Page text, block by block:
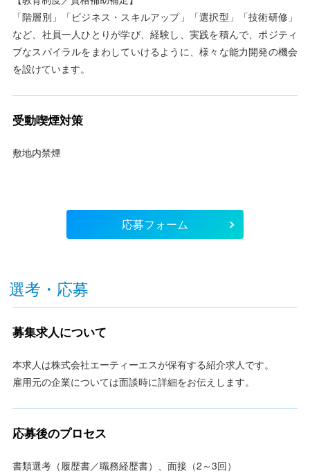
「階層別」「ビジネス・スキルアップ」「選択型」「技術研修」
など、社員一人ひとりが学び、経験し、実践を積んで、ポジティ
ブなスパイラルをまわしていけるように、様々な能力開発の機会
を設けています。
受動喫煙対策
敷地内禁煙
応募フォーム
選考・応募
募集求人について
本求人は株式会社エーティーエスが保有する紹介求人です。
雇用元の企業については面談時に詳細をお伝えします。
応募後のプロセス
書類選考（履歴書／職務経歴書）、面接（2～3回）